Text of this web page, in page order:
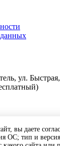
ул.
вы даете
ОС; тип и версия